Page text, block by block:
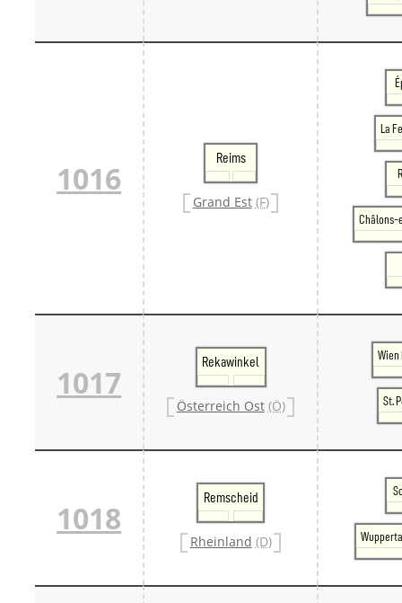
1016
Reims
Grand Est (F)
La
Châlons-
1017
Rekawinkel
Österreich Ost (Ö) St.
1018
Remscheid
Rheinland (D)